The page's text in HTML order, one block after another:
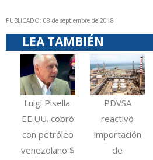
PUBLICADO: 08 de septiembre de 2018
LEA TAMBIÉN
Luigi Pisella:
EE.UU. cobró
con petróleo
venezolano $
PDVSA
reactivó
importación
de